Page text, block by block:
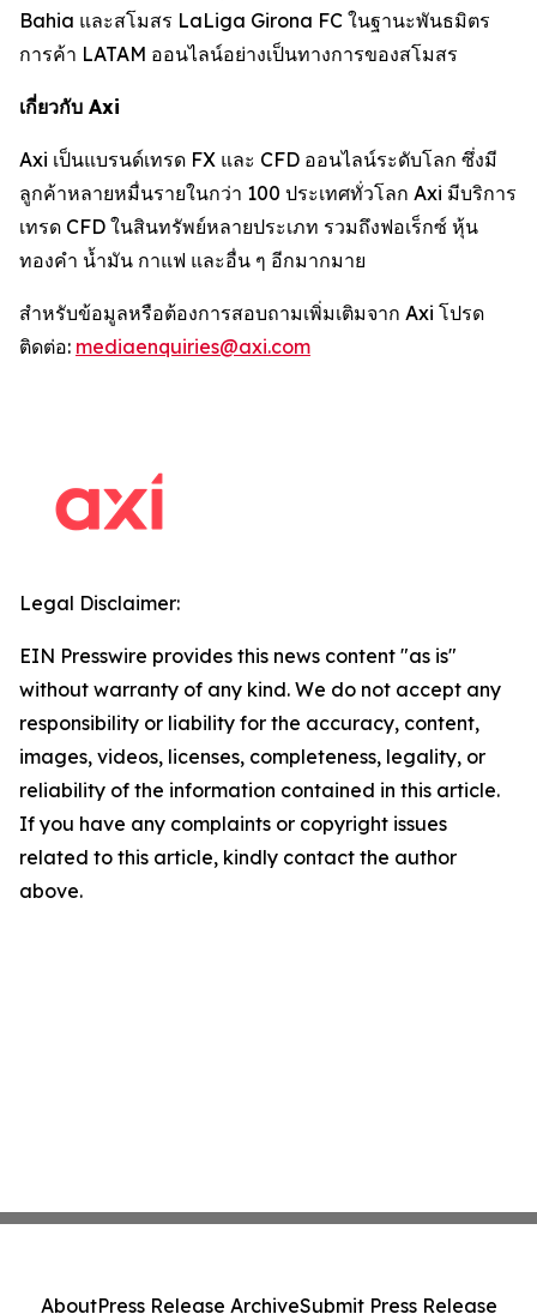
Bahia และสโมสร LaLiga Girona FC ในฐานะพันธมิตร
การค้า LATAM ออนไลน์อย่างเป็นทางการของสโมสร
เกี่ยวกับ Axi
Axi เป็นแบรนด์เทรด FX และ CFD ออนไลน์ระดับโลก ซึ่งมี
ลูกค้าหลายหมื่นรายในกว่า 100 ประเทศทั่วโลก Axi มีบริการ
เทรด CFD ในสินทรัพย์หลายประเภท รวมถึงฟอเร็กซ์ หุ้น
ทองคำ น้ำมัน กาแฟ และอื่น ๆ อีกมากมาย
สำหรับข้อมูลหรือต้องการสอบถามเพิ่มเติมจาก Axi โปรด
ติดต่อ: mediaenquiries@axi.com
Legal Disclaimer:
EIN Presswire provides this news content "as is"
without warranty of any kind. We do not accept any
responsibility or liability for the accuracy, content,
images, videos, licenses, completeness, legality, or
reliability of the information contained in this article.
If you have any complaints or copyright issues
related to this article, kindly contact the author
above.
AboutPress Release ArchiveSubmit Press Release